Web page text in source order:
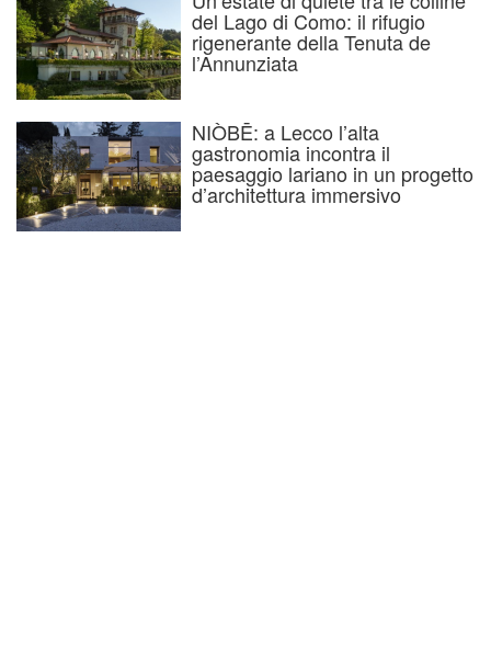
del Lago di Como: il rifugio
rigenerante della Tenuta de
l’Annunziata
NIÒBĒ: a Lecco l’alta
gastronomia incontra il
paesaggio lariano in un progetto
d’architettura immersivo